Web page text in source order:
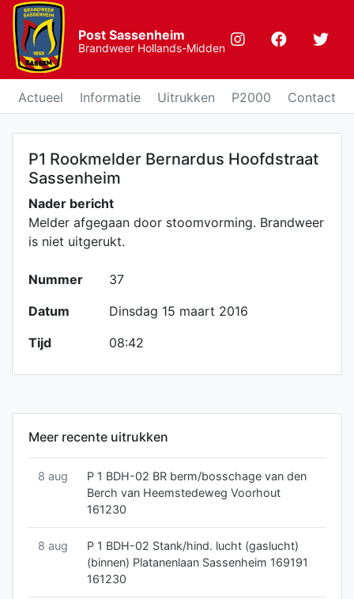
Post Sassenheim
Brandweer Hollands-Midden
Actueel Informatie Uitrukken P2000 Contact
P1 Rookmelder Bernardus Hoofdstraat
Sassenheim
Nader bericht
Melder afgegaan door stoomvorming. Brandweer
is niet uitgerukt.
Nummer
37
Datum
Dinsdag 15 maart 2016
Tijd
08:42
Meer recente uitrukken
8 aug
P 1 BDH-02 BR berm/bosschage van den
Berch van Heemstedeweg Voorhout
161230
8 aug
P 1 BDH-02 Stank/hind. lucht (gaslucht)
(binnen) Platanenlaan Sassenheim 169191
161230